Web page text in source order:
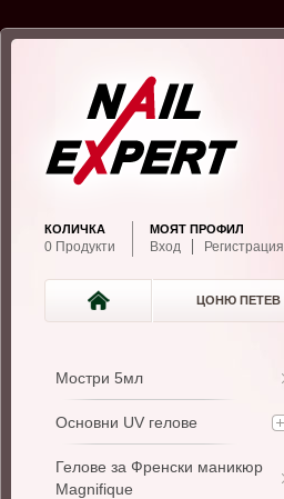
КОЛИЧКА
0 Продукти
МОЯТ ПРОФИЛ
Вход Регистрация
ЦОНЮ ПЕТЕВ
Мостри 5мл
Основни UV гелове
Гелове за Френски маникюр
Magnifique